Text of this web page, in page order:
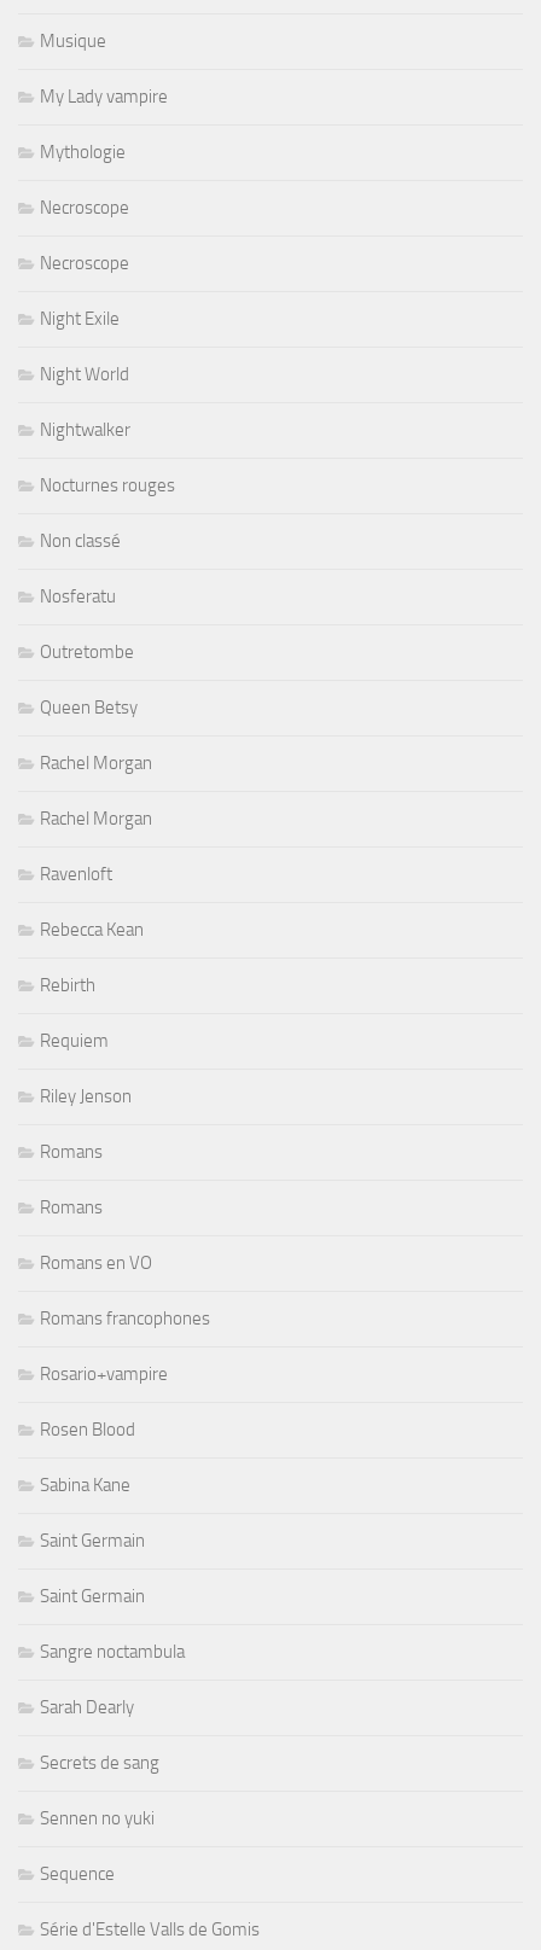
Musique
My Lady vampire
Mythologie
Necroscope
Necroscope
Night Exile
Night World
Nightwalker
Nocturnes rouges
Non classé
Nosferatu
Outretombe
Queen Betsy
Rachel Morgan
Rachel Morgan
Ravenloft
Rebecca Kean
Rebirth
Requiem
Riley Jenson
Romans
Romans
Romans en VO
Romans francophones
Rosario+vampire
Rosen Blood
Sabina Kane
Saint Germain
Saint Germain
Sangre noctambula
Sarah Dearly
Secrets de sang
Sennen no yuki
Sequence
Série d'Estelle Valls de Gomis